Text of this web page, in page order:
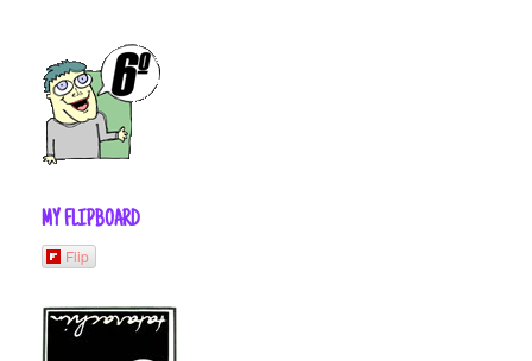
MY FLIPBOARD
Flip